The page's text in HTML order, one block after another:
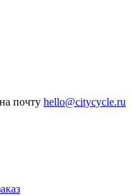
почту hello@citycycle.ru